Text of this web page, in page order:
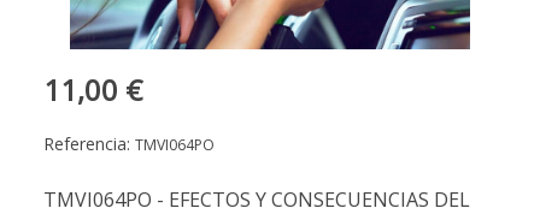
11,00 €
Referencia: TMVI064PO
TMVI064PO - EFECTOS Y CONSECUENCIAS DEL